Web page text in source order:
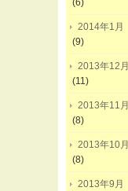
(6)
2014年1月
(9)
2013年12月
(11)
2013年11月
(8)
2013年10月
(8)
2013年9月